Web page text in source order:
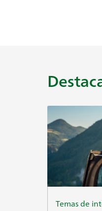
Temas de